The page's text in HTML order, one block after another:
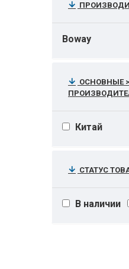
Boway
ОСНОВНЫЕ
Китай
СТАТУС
В наличии